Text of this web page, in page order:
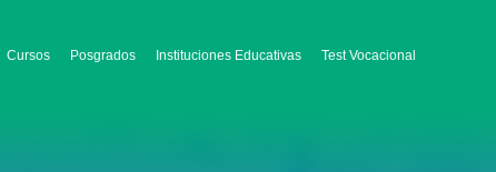
Cursos Posgrados Instituciones Educativas Test Vocacional